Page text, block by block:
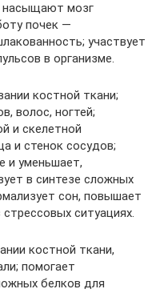
насыщают мозг
почек —
участвует
в организме.
костной ткани;
волос, ногтей;
и скелетной
и стенок сосудов;
и уменьшает,
в синтезе сложных
сон, повышает
ситуациях.
костной ткани,
помогает
белков для